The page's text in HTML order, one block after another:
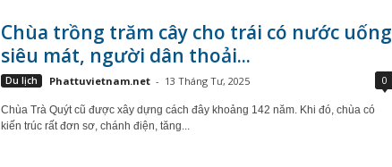
Chùa trồng trăm cây cho trái có nước uống
siêu mát, người dân thoải...
Du lịch Phattuvietnam.net - 13 Tháng Tư, 2025 0
Chùa Trà Quýt cũ được xây dựng cách đây khoảng 142 năm. Khi đó, chùa có
kiến trúc rất đơn sơ, chánh điện, tăng...